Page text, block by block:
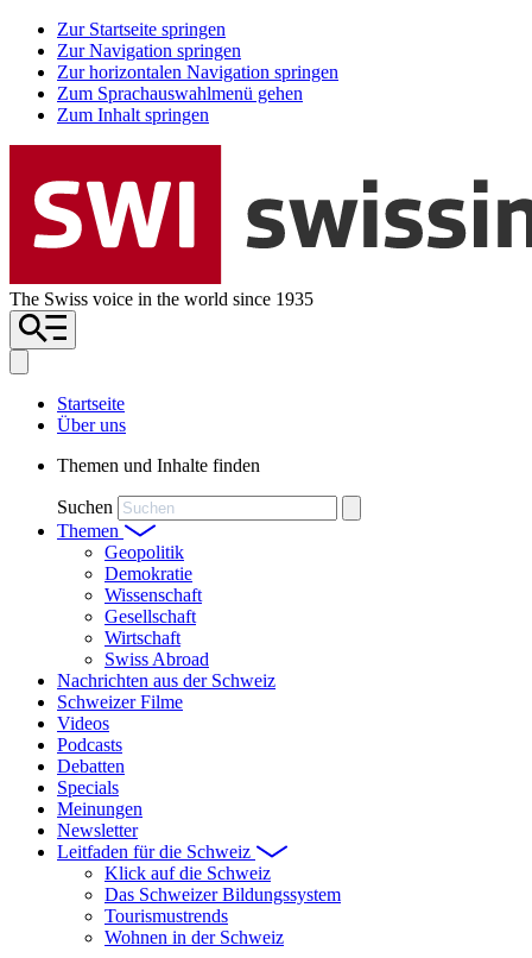
Zur Startseite springen
Zur Navigation springen
Zur horizontalen Navigation springen
Zum Sprachauswahlmenü gehen
Zum Inhalt springen
The Swiss voice in the world since 1935
Startseite
Über uns
Themen und Inhalte finden
Suchen
Themen
Geopolitik
Demokratie
Wissenschaft
Gesellschaft
Wirtschaft
Swiss Abroad
Nachrichten aus der Schweiz
Schweizer Filme
Videos
Podcasts
Debatten
Specials
Meinungen
Newsletter
Leitfaden für die Schweiz
Klick auf die Schweiz
Das Schweizer Bildungssystem
Tourismustrends
Wohnen in der Schweiz